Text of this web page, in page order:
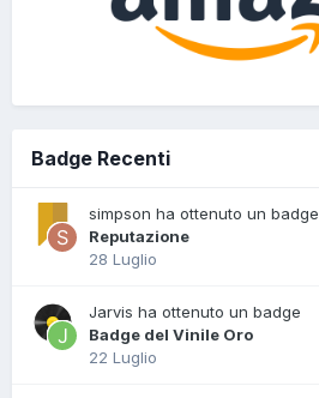
Badge Recenti
simpson ha ottenuto un badge
Reputazione
28 Luglio
Jarvis ha ottenuto un badge
Badge del Vinile Oro
22 Luglio